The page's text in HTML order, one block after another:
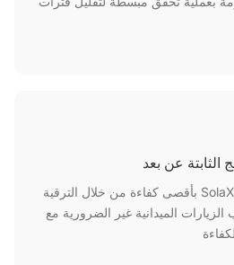
الثابتة عن بعد
حافظ على تشغيل منتجات SolaX بأقصى كفاءة من خلال الترقية
الزيارات الميدانية غير الضرورية مع